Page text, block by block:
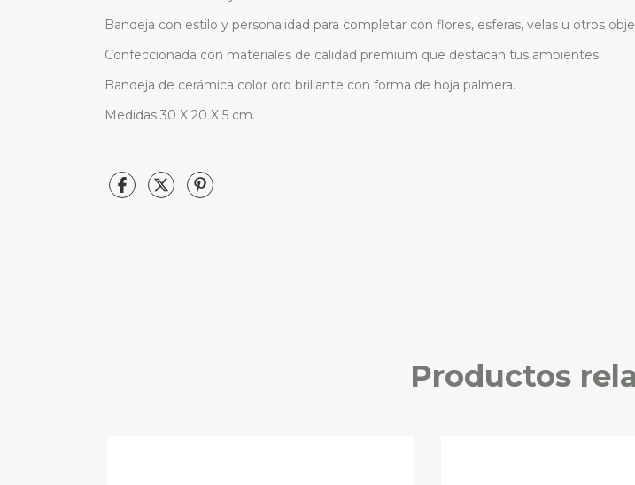
Bandeja con estilo y personalidad para completar con flores, esferas, velas u otros
Confeccionada con materiales de calidad premium que destacan tus ambientes.
Bandeja de cerámica color oro brillante con forma de hoja palmera.
Medidas 30 X 20 X 5 cm.
Productos